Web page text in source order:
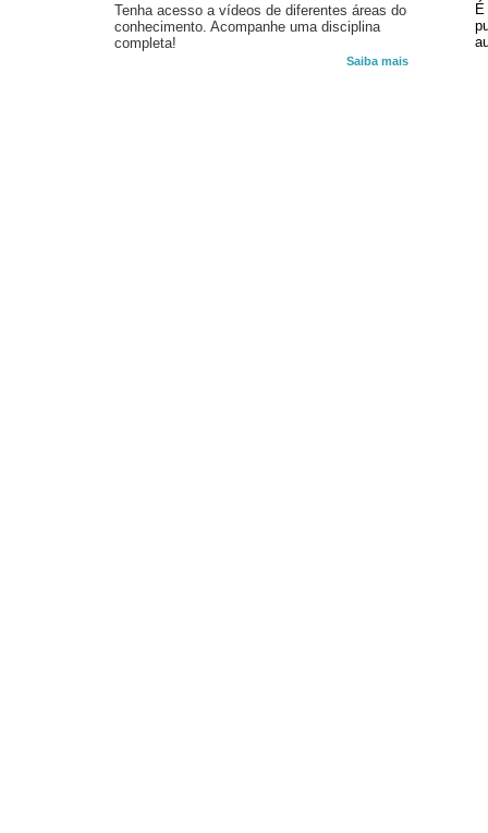
Tenha acesso a vídeos de diferentes áreas do
conhecimento. Acompanhe uma disciplina
completa!
Saiba mais